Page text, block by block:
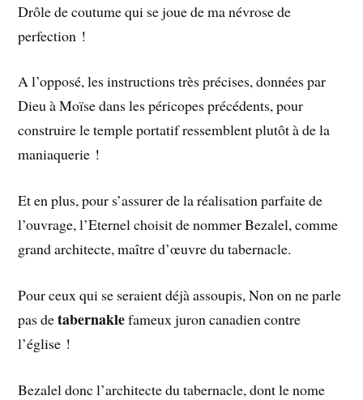
Drôle de coutume qui se joue de ma névrose de
perfection !
A l’opposé, les instructions très précises, données par
Dieu à Moïse dans les péricopes précédents, pour
construire le temple portatif ressemblent plutôt à de la
maniaquerie !
Et en plus, pour s’assurer de la réalisation parfaite de
l’ouvrage, l’Eternel choisit de nommer Bezalel, comme
grand architecte, maître d’œuvre du tabernacle.
Pour ceux qui se seraient déjà assoupis, Non on ne parle
pas detabernaklefameux juron canadien contre
l’église !
Bezalel donc l’architecte du tabernacle, dont le nome